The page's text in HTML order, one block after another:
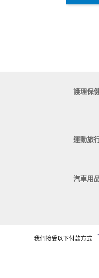
護理保
運動旅
汽車用
我們接受以下付款方式